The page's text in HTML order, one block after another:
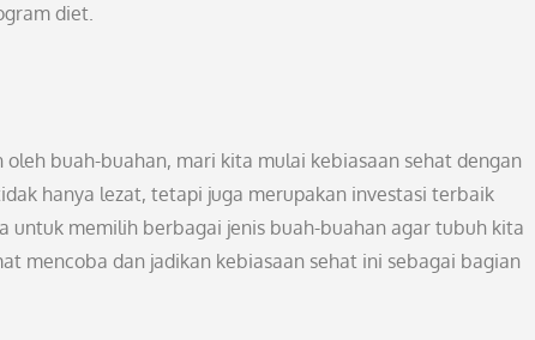
diet.
buah-buahan, mari kita mulai kebiasaan sehat dengan
hanya lezat, tetapi juga merupakan investasi terbaik
untuk memilih berbagai jenis buah-buahan agar tubuh kita
mencoba dan jadikan kebiasaan sehat ini sebagai bagian